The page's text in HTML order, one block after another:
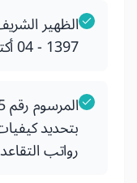
1397 - 04 أكتوبر 1977
بتحديد
رواتب التقاعد